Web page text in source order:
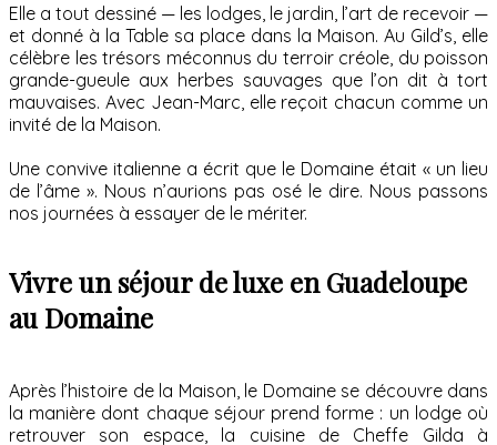
Elle a tout dessiné — les lodges, le jardin, l’art de recevoir —
et donné à la Table sa place dans la Maison. Au Gild’s, elle
célèbre les trésors méconnus du terroir créole, du poisson
grande-gueule aux herbes sauvages que l’on dit à tort
mauvaises. Avec Jean-Marc, elle reçoit chacun comme un
invité de la Maison.
Une convive italienne a écrit que le Domaine était « un lieu
de l’âme ». Nous n’aurions pas osé le dire. Nous passons
nos journées à essayer de le mériter.
Vivre un séjour de luxe en Guadeloupe
au Domaine
Après l’histoire de la Maison, le Domaine se découvre dans
la manière dont chaque séjour prend forme : un lodge où
retrouver son espace, la cuisine de Cheffe Gilda à